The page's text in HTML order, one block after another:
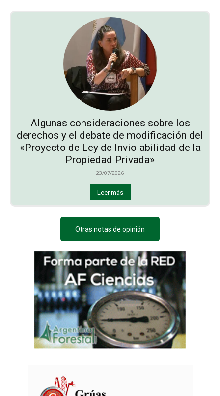
Algunas consideraciones sobre los
derechos y el debate de modificación del
«Proyecto de Ley de Inviolabilidad de la
Propiedad Privada»
23/07/2026
Leer más
Otras notas de opinión